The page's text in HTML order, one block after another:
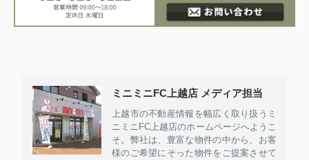
ミニミニFC上越店 メディア担当
上越市の不動産情報を幅広く取り扱うミ
ニミニFC上越店のホームページへようこ
そ。弊社は、豊富な物件の中から、お客
様のご希望にそった物件をご提案させて